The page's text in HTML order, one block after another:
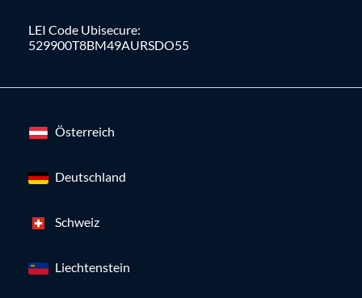
LEI Code Ubisecure:
529900T8BM49AURSDO55
Österreich
Deutschland
Schweiz
Liechtenstein